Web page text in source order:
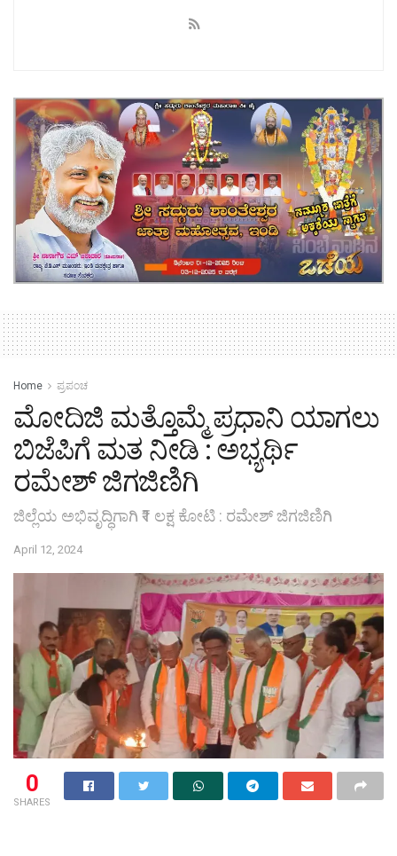
Home ಪ್ರಪಂಚ
ಮೋದಿಜಿ ಮತ್ತೊಮ್ಮೆ ಪ್ರಧಾನಿ ಯಾಗಲು
ಬಿಜೆಪಿಗೆ ಮತ ನೀಡಿ : ಅಭ್ಯರ್ಥಿ
ರಮೇಶ್ ಜಿಗಜಿಣಿಗಿ
ಜಿಲ್ಲೆಯ ಅಭಿವೃದ್ಧಿಗಾಗಿ ₹1 ಲಕ್ಷ ಕೋಟಿ : ರಮೇಶ್ ಜಿಗಜಿಣಿಗಿ
April 12, 2024
0
SHARES